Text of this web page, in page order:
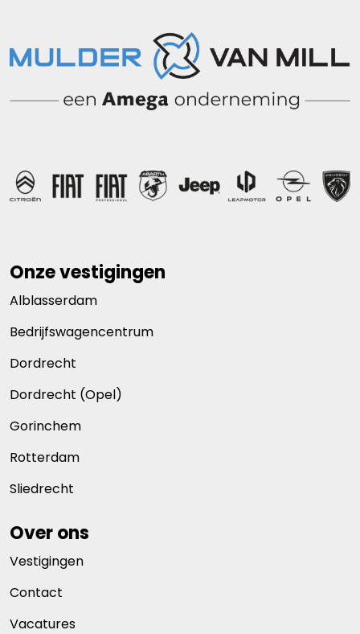
Onze vestigingen
Alblasserdam
Bedrijfswagencentrum
Dordrecht
Dordrecht (Opel)
Gorinchem
Rotterdam
Sliedrecht
Over ons
Vestigingen
Contact
Vacatures